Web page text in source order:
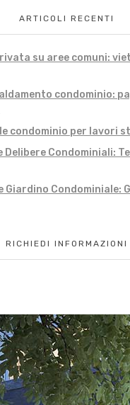
ARTICOLI RECENTI
su aree comuni:
condominio:
condominio per lavori
Delibere Condominiali:
Giardino Condominiale:
RICHIEDI INFORMAZIONI